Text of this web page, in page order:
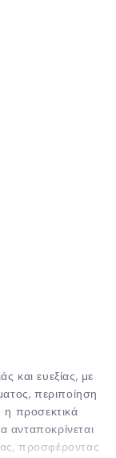
και ευεξίας, με
περιποίηση
η προσεκτικά
ανταποκρίνεται
προσφέροντας